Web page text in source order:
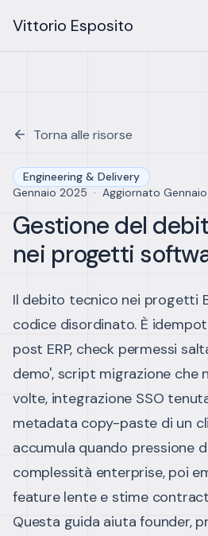
Vittorio Esposito
Torna alle risorse
Engineering & Delivery
Gennaio 2025 · Aggiornato
Gestione del
nei progetti
Il debito tecnico nei progetti
codice disordinato. È
post ERP, check permessi
demo', script migrazione che
volte, integrazione SSO
metadata copy-paste di un
accumula quando pressione
complessità enterprise, poi
feature lente e stime
Questa guida aiuta founder,